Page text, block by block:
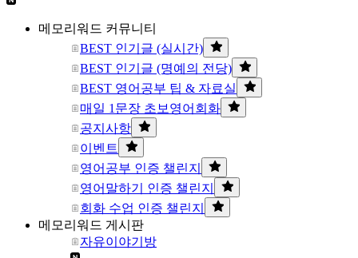
메모리워드 커뮤니티
BEST 인기글 (실시간)
BEST 인기글 (명예의 전당)
BEST 영어공부 팁 & 자료실
매일 1문장 초보영어회화
공지사항
이벤트
영어공부 인증 챌린지
영어말하기 인증 챌린지
회화 수업 인증 챌린지
메모리워드 게시판
자유이야기방